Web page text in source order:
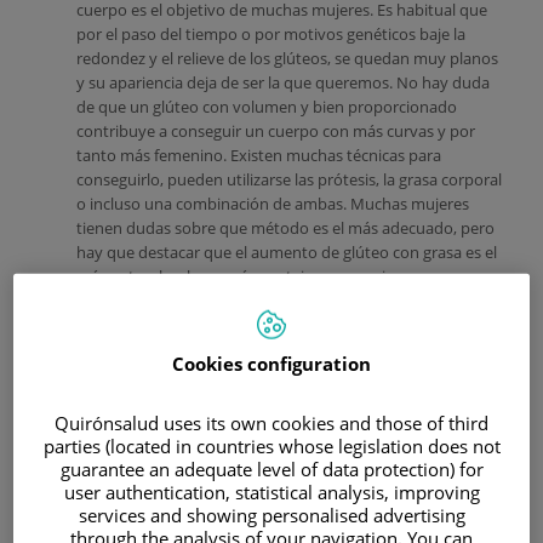
cuerpo es el objetivo de muchas mujeres. Es habitual que
por el paso del tiempo o por motivos genéticos baje la
redondez y el relieve de los glúteos, se quedan muy planos
y su apariencia deja de ser la que queremos. No hay duda
de que un glúteo con volumen y bien proporcionado
contribuye a conseguir un cuerpo con más curvas y por
tanto más femenino. Existen muchas técnicas para
conseguirlo, pueden utilizarse las prótesis, la grasa corporal
o incluso una combinación de ambas. Muchas mujeres
tienen dudas sobre que método es el más adecuado, pero
hay que destacar que el aumento de glúteo con grasa es el
más natural y el que más ventajas proporciona.
Cookies configuration
Quirónsalud uses its own cookies and those of third
parties (located in countries whose legislation does not
guarantee an adequate level of data protection) for
user authentication, statistical analysis, improving
services and showing personalised advertising
through the analysis of your navigation. You can